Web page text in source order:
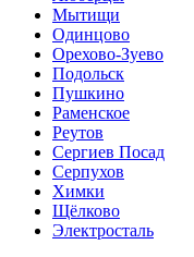
Мытищи
Одинцово
Орехово-Зуево
Подольск
Пушкино
Раменское
Реутов
Сергиев Посад
Серпухов
Химки
Щёлково
Электросталь